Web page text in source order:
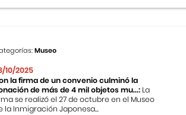
Museo
10/2025
la firma de un convenio culminó la
de más de 4 mil objetos mu...: La
se realizó el 27 de octubre en el Museo
la Inmigración Japonesa...